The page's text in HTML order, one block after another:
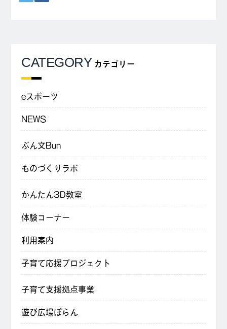
CATEGORY カテゴリー
eスポーツ
NEWS
ぶん文Bun
ものづくりラボ
かんたん3D教室
体験コーナー
利用案内
子育て応援プロジェクト
子育て支援拠点事業
遊び広場ぽらん